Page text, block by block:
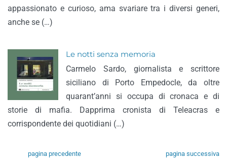
appassionato e curioso, ama svariare tra i diversi generi,
anche se (…)
Le notti senza memoria
Carmelo Sardo, giornalista e scrittore
siciliano di Porto Empedocle, da oltre
quarant’anni si occupa di cronaca e di
storie di mafia. Dapprima cronista di Teleacras e
corrispondente dei quotidiani (…)
pagina precedente pagina successiva